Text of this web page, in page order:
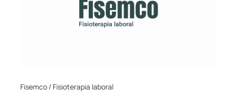
Fisemco / Fisioterapia laboral